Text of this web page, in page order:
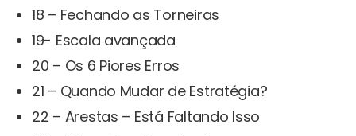
18 – Fechando as Torneiras
19- Escala avançada
20 – Os 6 Piores Erros
21 – Quando Mudar de Estratégia?
22 – Arestas – Está Faltando Isso